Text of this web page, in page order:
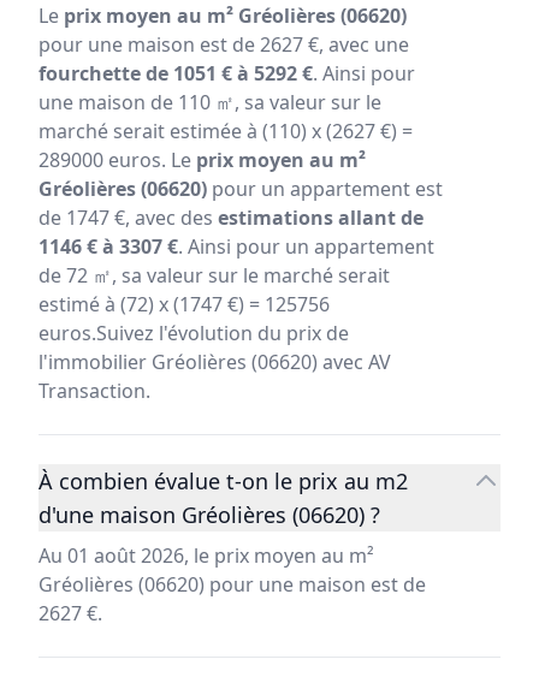
Le prix moyen au m² Gréolières (06620)
pour une maison est de 2627 €, avec une
fourchette de 1051 € à 5292 €. Ainsi pour
une maison de 110 ㎡, sa valeur sur le
marché serait estimée à (110) x (2627 €) =
289000 euros. Le prix moyen au m²
Gréolières (06620) pour un appartement est
de 1747 €, avec des estimations allant de
1146 € à 3307 €. Ainsi pour un appartement
de 72 ㎡, sa valeur sur le marché serait
estimé à (72) x (1747 €) = 125756
euros.Suivez l'évolution du prix de
l'immobilier Gréolières (06620) avec AV
Transaction.
À combien évalue t-on le prix au m2
d'une maison Gréolières (06620) ?
Au 01 août 2026, le prix moyen au m²
Gréolières (06620) pour une maison est de
2627 €.